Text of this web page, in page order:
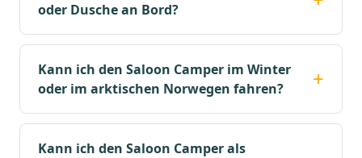
oder Dusche an Bord?
Kann ich den Saloon Camper im Winter
oder im arktischen Norwegen fahren?
Kann ich den Saloon Camper als